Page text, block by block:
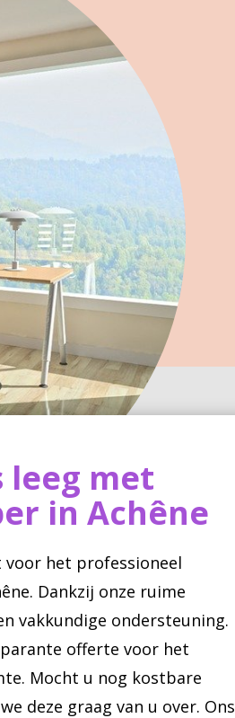
leeg met
in Achêne
het professioneel
Dankzij onze ruime
vakkundige ondersteuning.
offerte voor het
Mocht u nog kostbare
deze graag van u over. Ons